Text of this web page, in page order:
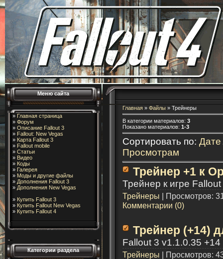
Меню сайта
» Главная страница
» Форум
» Описание Fallout 3
» Fallout: New Vegas
» Карта Fallout 3
» Fallout mobile
» Статьи
» Видео
» Коды
» Галерея
» Моды и другие файлы
» Дополнения Fallout 3
» Дополнения New Vegas
» Купить Fallout 3
» Купить Fallout New Vegas
» Купить Fallout 4
Категории раздела
Главная » Файлы » Трейнеры
В категории материалов: 3
Показано материалов: 1-3
Сортировать по: Дате
Просмотрам
Трейнер +1 к
Трейнер к игре
Трейнеры | Просмотров:
Комментарии (0)
Трейнер (+14)
Fallout 3 v1.1.0.35
Трейнеры | Просмотров: